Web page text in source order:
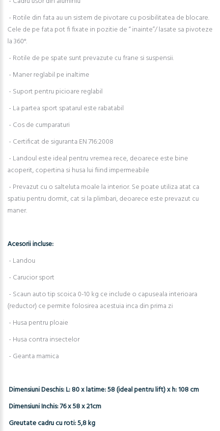
- Rotile din fata au un sistem de pivotare cu posibilitatea de blocare.
Cele de pe fata pot fi fixate in pozitie de “ inainte”/ lasate sa pivoteze
la 360°.
- Rotile de pe spate sunt prevazute cu frane si suspensii.
- Maner reglabil pe inaltime
- Suport pentru picioare reglabil
- La partea sport spatarul este rabatabil
- Cos de cumparaturi
- Certificat de siguranta EN 716:2008
- Landoul este ideal pentru vremea rece, deoarece este bine
acoperit, copertina si husa lui fiind impermeabile
- Prevazut cu o salteluta moale la interior. Se poate utiliza atat ca
spatiu pentru dormit, cat si la plimbari, deoarece este prevazut cu
maner.
Acesorii incluse:
- Landou
- Carucior sport
- Scaun auto tip scoica 0-10 kg ce include o capuseala interioara
(reductor) ce permite folosirea acestuia inca din prima zi
- Husa pentru ploaie
- Husa contra insectelor
- Geanta mamica
Dimensiuni Deschis: L: 80 x latime: 58 (ideal pentru lift) x h: 108 cm
Dimensiuni Inchis: 76 x 58 x 21cm
Greutate cadru cu roti: 5,8 kg